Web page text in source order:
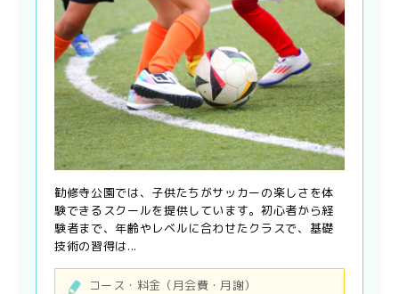
勧修寺公園では、子供たちがサッカーの楽しさを体
験できるスクールを提供しています。初心者から経
験者まで、年齢やレベルに合わせたクラスで、基礎
技術の習得は...
コース・料金（月会費・月謝）